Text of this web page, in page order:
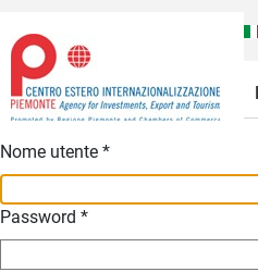
Nome utente *
Password *